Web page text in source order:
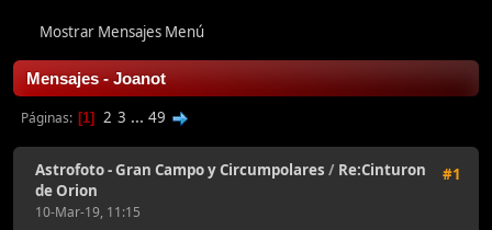
Mostrar Mensajes Menú
Mensajes - Joanot
Páginas 1 2 3 ... 49
#1
Astrofoto - Gran Campo y Circumpolares / Re:Cinturon
de Orion
10-Mar-19, 11:15